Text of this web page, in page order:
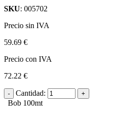
SKU: 005702
Precio sin IVA
59.69 €
Precio con IVA
72.22 €
Cantidad:
Bob 100mt